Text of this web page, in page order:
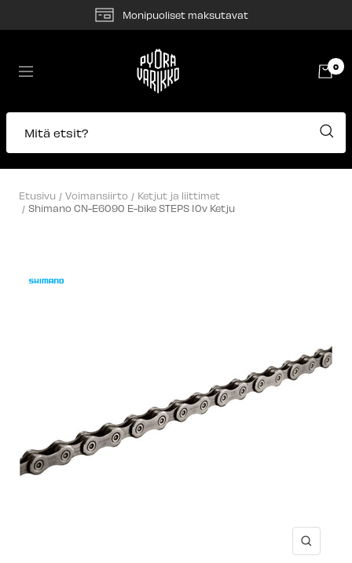
Monipuoliset maksutavat
Navigaatio
Pyörävarikko
0
Mitä etsit?
Etusivu Voimansiirto
Ketjut ja liittimet
Shimano CN-E6090 E-bike STEPS 10v Ketju